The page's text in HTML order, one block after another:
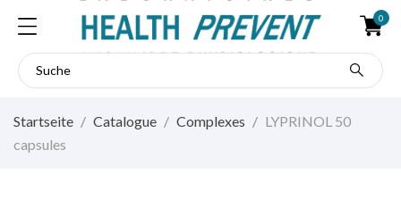
0
Startseite Catalogue Complexes
LYPRINOL 50
capsules